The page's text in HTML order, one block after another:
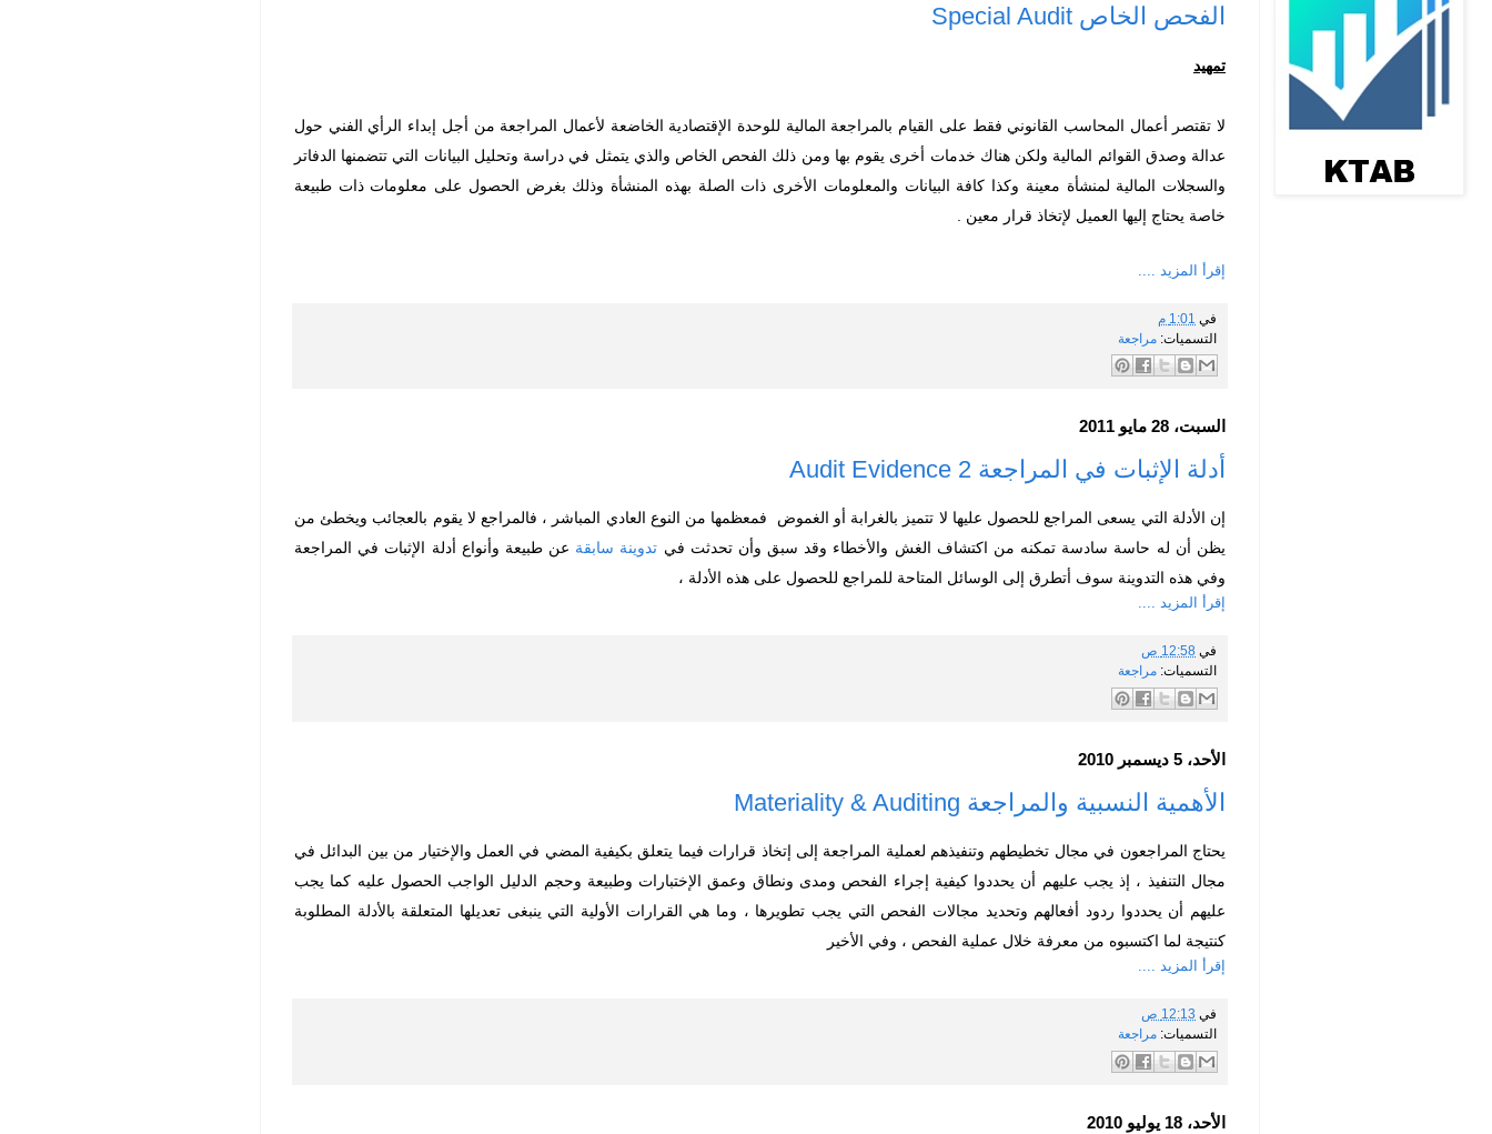
الفحص الخاص Special Audit
تمهيد
لا تقتصر أعمال المحاسب القانوني فقط على القيام بالمراجعة المالية للوحدة الإقتصادية الخاضعة لأعمال المراجعة من أجل إبداء الرأي الفني حول
عدالة وصدق القوائم المالية ولكن هناك خدمات أخرى يقوم بها ومن ذلك الفحص الخاص والذي يتمثل في دراسة وتحليل البيانات التي تتضمنها الدفاتر
والسجلات المالية لمنشأة معينة وكذا كافة البيانات والمعلومات الأخرى ذات الصلة بهذه المنشأة وذلك بغرض الحصول على معلومات ذات طبيعة
خاصة يحتاج إليها العميل لإتخاذ قرار معين .
إقرأ المزيد ....
في 1:01 م
التسميات: مراجعة
السبت، 28 مايو 2011
أدلة الإثبات في المراجعة 2 Audit Evidence
إن الأدلة التي يسعى المراجع للحصول عليها لا تتميز بالغرابة أو الغموض فمعظمها من النوع العادي المباشر ، فالمراجع لا يقوم بالعجائب ويخطئ من
يظن أن له حاسة سادسة تمكنه من اكتشاف الغش والأخطاء وقد سبق وأن تحدثت في تدوينة سابقة عن طبيعة وأنواع أدلة الإثبات في المراجعة
وفي هذه التدوينة سوف أتطرق إلى الوسائل المتاحة للمراجع للحصول على هذه الأدلة ،
إقرأ المزيد ....
في 12:58 ص
التسميات: مراجعة
الأحد، 5 ديسمبر 2010
الأهمية النسبية والمراجعة Materiality & Auditing
يحتاج المراجعون في مجال تخطيطهم وتنفيذهم لعملية المراجعة إلى إتخاذ قرارات فيما يتعلق بكيفية المضي في العمل والإختيار من بين البدائل في
مجال التنفيذ ، إذ يجب عليهم أن يحددوا كيفية إجراء الفحص ومدى ونطاق وعمق الإختبارات وطبيعة وحجم الدليل الواجب الحصول عليه كما يجب
عليهم أن يحددوا ردود أفعالهم وتحديد مجالات الفحص التي يجب تطويرها ، وما هي القرارات الأولية التي ينبغى تعديلها المتعلقة بالأدلة المطلوبة
كنتيجة لما اكتسبوه من معرفة خلال عملية الفحص ، وفي الأخير
إقرأ المزيد ....
في 12:13 ص
التسميات: مراجعة
الأحد، 18 يوليو 2010